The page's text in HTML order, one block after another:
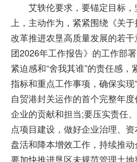
艾轶伦要求，要锚定目标，
上，主动作为，紧紧围绕《关
改革推进农垦高质量发展的若
团2026年工作报告》的工作部
紧迫感和“舍我其谁”的责任感，
指标和重点工作事项，确保实现
自贸港封关运作的首个完整年
企业的贡献和担当;要压实责任
点项目建设，做好企业治理、
盘活和降本增效工作，持续推
要加快推进垦区未规范管理土